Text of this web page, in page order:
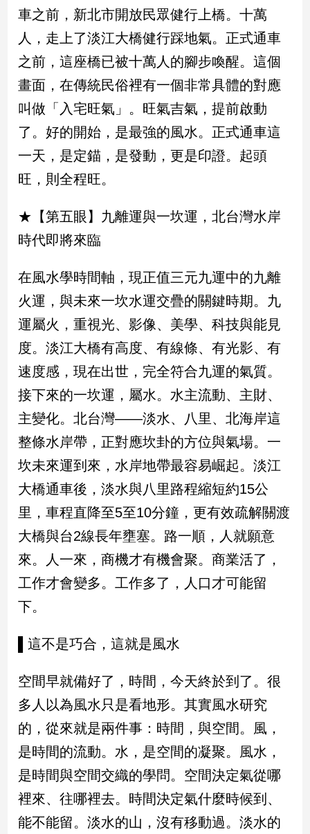
專
區
【我
的
觀
點】
車之前，新北市開放民眾健行上橋。十萬
人，走上了淡江大橋健行踩地氣。正式通車
之前，這座橋已被十萬人的腳步喚醒。這個
畫面，在傳統民俗裡有一個非常具體的對應
叫做「入宅旺氣」。旺氣吉氣，提前啟動
了。好的開始，是最強的風水。正式通車這
一天，是定錨，是發動，更是印證。起頭
旺，則全程旺。
★【第五眼】九離運與一坎運，北台灣水岸
時代即將來臨
在風水學時間軸，現正值三元九運中的九離
火運，與未來一坎水運交疊的關鍵時期。九
運屬火，重視光、影像、美學、科技與能見
度。淡江大橋有高度、有線條、有光影、有
速度感，現在出世，完全符合九運的氣質。
接下來的一坎運，屬水。水主流動、主財、
主變化。北台灣——淡水、八里、北海岸這
整條水岸帶，正對應坎卦的方位與氣場。一
坎未來運到來，水岸地帶最容易崛起。淡江
大橋通車後，淡水與八里路程縮短約15公
里，車程直降至5至10分鐘，更有效疏解關渡
大橋與台2線長年壅塞。路一順，人就願意
來。人一來，商機才有機會聚。商業活了，
工作才會變多。工作多了，人口才可能留
下。
▌這不是巧合，這就是風水
空間早就備好了，時間，今天終於到了。很
多人以為風水只是看地形。其實風水研究
的，從來就是兩件事：時間，與空間。風，
是時間的流動。水，是空間的凝聚。風水，
是時間與空間交織的學問。空間決定氣從哪
裡來、往哪裡去。時間決定氣什麼時候到、
能不能留。淡水的山，沒有移動過。淡水的